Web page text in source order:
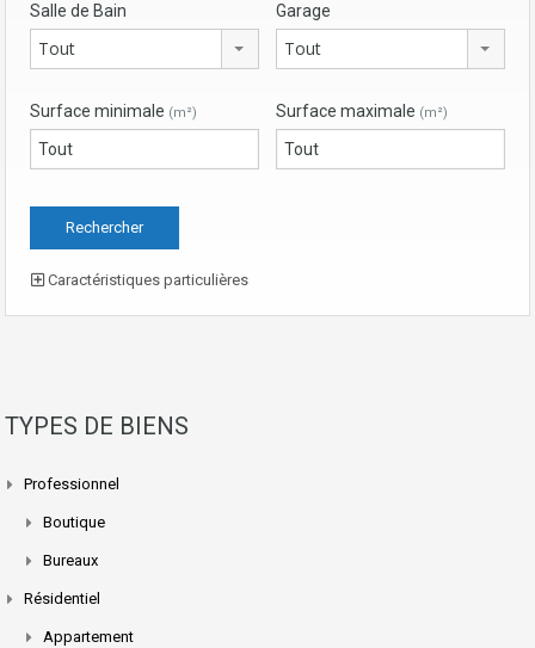
Salle de Bain
Tout
Garage
Tout
Surface minimale (m²) Surface maximale (m²)
Caractéristiques particulières
TYPES DE BIENS
Professionnel
Boutique
Bureaux
Résidentiel
Appartement